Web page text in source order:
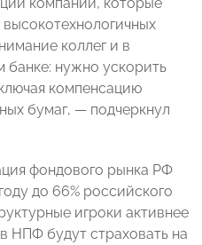
коллег и в
нужно ускорить
компенсацию
бумаг, — подчеркнул
фондового рынка РФ
до 66% российского
игроки активнее
НПФ будут страховать на